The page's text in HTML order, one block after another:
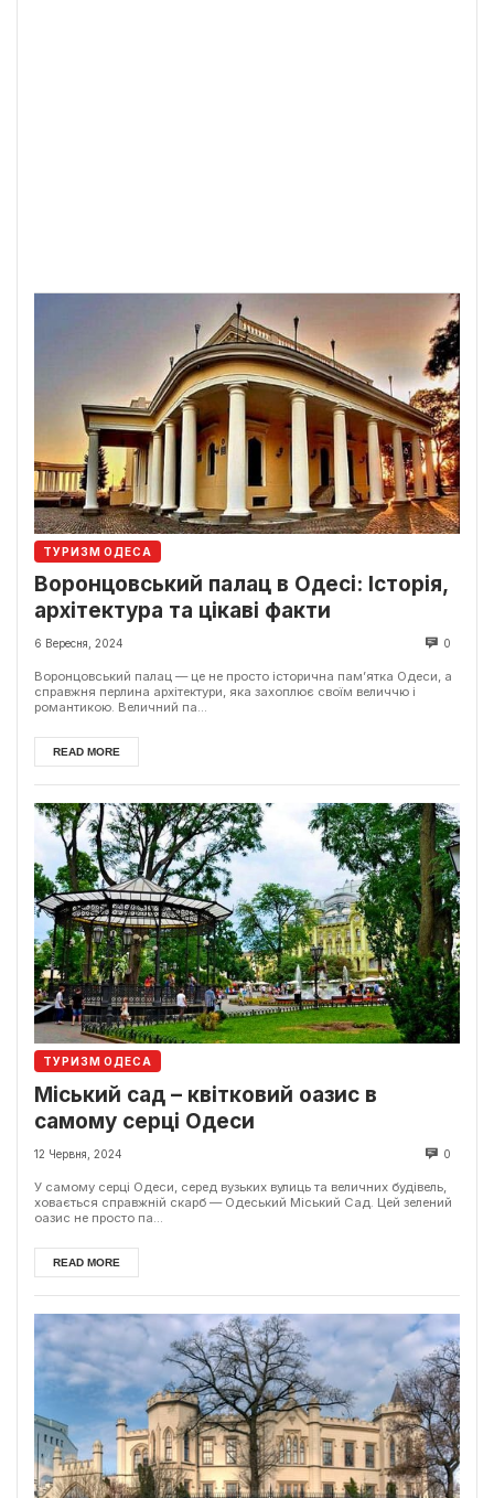
ТУРИЗМ ОДЕСА
Воронцовський палац в Одесі: Історія,
архітектура та цікаві факти
6 Вересня, 2024 0
Воронцовський палац — це не просто історична пам’ятка Одеси, а
справжня перлина архітектури, яка захоплює своїм величчю і
романтикою. Величний па...
READ MORE
ТУРИЗМ ОДЕСА
Міський сад – квітковий оазис в
самому серці Одеси
12 Червня, 2024 0
У самому серці Одеси, серед вузьких вулиць та величних будівель,
ховається справжній скарб — Одеський Міський Сад. Цей зелений
оазис не просто па...
READ MORE